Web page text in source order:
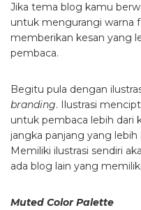
Jika tema blog kamu
untuk mengurangi warna
memberikan kesan yang
pembaca.
Begitu pula dengan
branding. Ilustrasi
untuk pembaca lebih dari
jangka panjang yang
Memiliki ilustrasi sendiri
ada blog lain yang
Muted Color Palette